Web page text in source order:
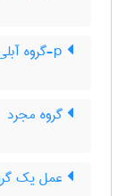
گروه مجرد
عمل یک